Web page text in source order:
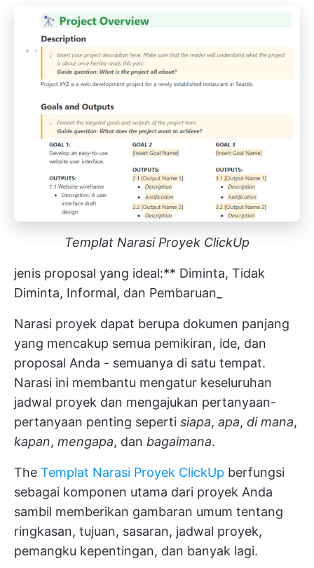
Templat Narasi Proyek ClickUp
jenis proposal yang ideal:** Diminta, Tidak
Diminta, Informal, dan Pembaruan_
Narasi proyek dapat berupa dokumen panjang
yang mencakup semua pemikiran, ide, dan
proposal Anda - semuanya di satu tempat.
Narasi ini membantu mengatur keseluruhan
jadwal proyek dan mengajukan pertanyaan-
pertanyaan penting seperti siapa, apa, di mana,
kapan, mengapa, dan bagaimana.
The Templat Narasi Proyek ClickUp berfungsi
sebagai komponen utama dari proyek Anda
sambil memberikan gambaran umum tentang
ringkasan, tujuan, sasaran, jadwal proyek,
pemangku kepentingan, dan banyak lagi.